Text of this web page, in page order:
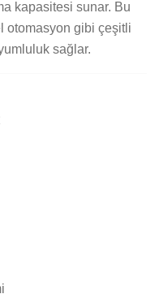
kapasitesi sunar. Bu
otomasyon gibi çeşitli
sağlar.